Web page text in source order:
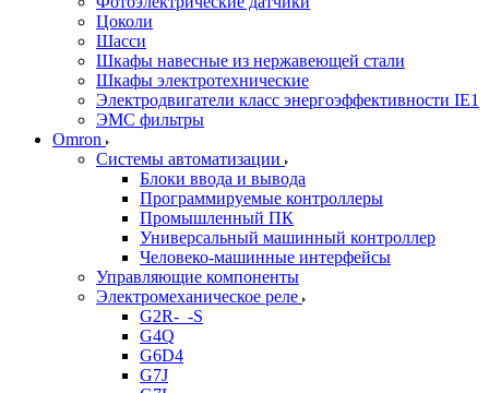
Цоколи
Шасси
Шкафы навесные из нержавеющей стали
Шкафы электротехнические
Электродвигатели класс энергоэффективности IE1
ЭМС фильтры
Omron
Системы автоматизации
Блоки ввода и вывода
Программируемые контроллеры
Промышленный ПК
Универсальный машинный контроллер
Человеко-машинные интерфейсы
Управляющие компоненты
Электромеханическое реле
G2R-_-S
G4Q
G6D4
G7J